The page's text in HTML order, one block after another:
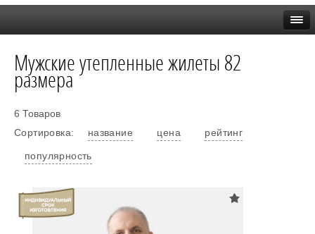
Мужские утепленные жилеты 82
размера
Сортировка: название цена рейтинг
популярность
6 Товаров